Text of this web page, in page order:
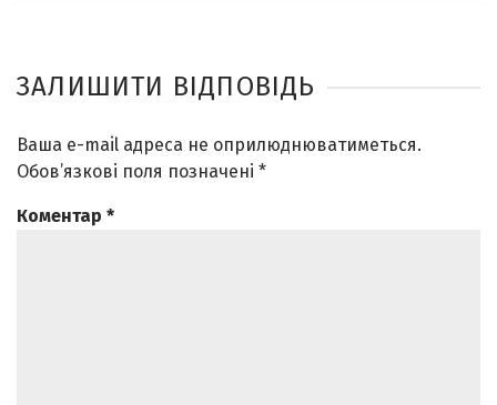
ЗАЛИШИТИ ВІДПОВІДЬ
Ваша e-mail адреса не оприлюднюватиметься.
Обов’язкові поля позначені *
Коментар *